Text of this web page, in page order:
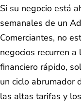
Si su negocio está
semanales de un
Comerciantes, no
negocios recurren
financiero rápido,
un ciclo abrumador
las altas tarifas y